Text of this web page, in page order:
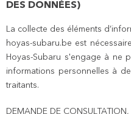
DES DONNÉES)
La collecte des éléments
hoyas-subaru.be est
Hoyas-Subaru s'engage à ne
informations personnelles à
traitants.
DEMANDE DE